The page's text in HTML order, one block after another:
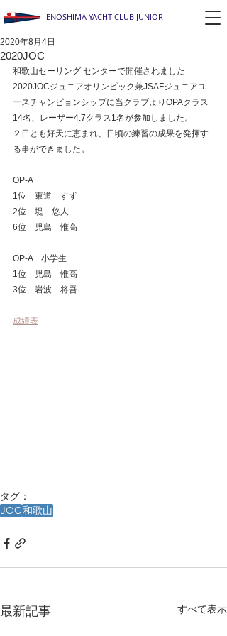
ENOSHIMA YACHT CLUB JUNIOR
2020JOC
2020年8月4日
和歌山セーリング センターで開催されました
2020JOCジュニアオリンピック兼JSAFジュニアユ
ースチャンピョンシップに当クラブよりOPAクラス
14名、レーザー4.7クラス1名が参加しました。
２日とも好天に恵まれ、日頃の練習の成果を発揮す
る事ができました。
OP-A
1位　東道　すず
2位　堤　悠人
6位　児島　惟高
OP-A　小学生
1位　児島　惟高
3位　岩波　将吾
成績表
タグ：
JOC和歌山
最新記事 すべて表示